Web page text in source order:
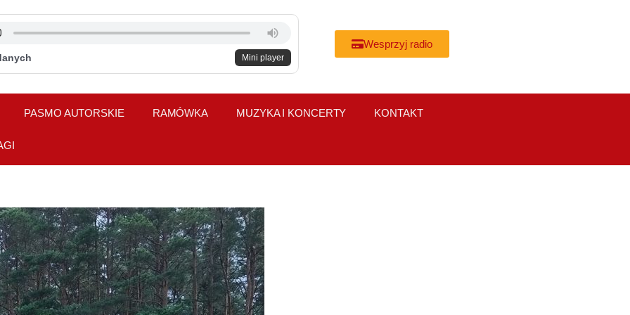
Mini player
Wesprzyj radio
PASMO AUTORSKIE RAMÓWKA MUZYKA I KONCERTY KONTAKT